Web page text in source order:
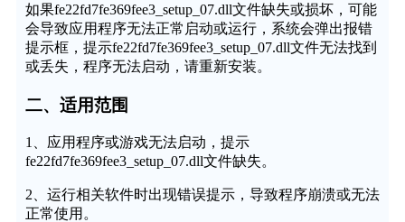
如果fe22fd7fe369fee3_setup_07.dll文件缺失或损坏，可能
会导致应用程序无法正常启动或运行，系统会弹出报错
提示框，提示fe22fd7fe369fee3_setup_07.dll文件无法找到
或丢失，程序无法启动，请重新安装。
二、适用范围
1、应用程序或游戏无法启动，提示
fe22fd7fe369fee3_setup_07.dll文件缺失。
2、运行相关软件时出现错误提示，导致程序崩溃或无法
正常使用。